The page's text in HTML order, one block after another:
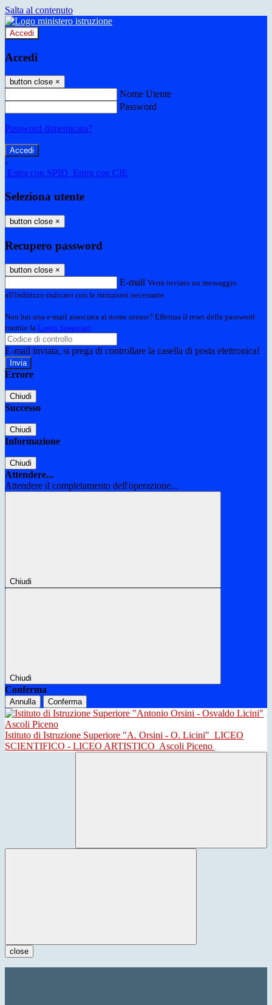
Salta al contenuto
Accedi
Accedi
button close ×
Nome Utente
Password
Password dimenticata?
-
Entra con SPID Entra con CIE
Seleziona utente
button close ×
Recupero password
button close ×
E-mail Verrà inviato un messaggio
all'indirizzo indicato con le istruzioni necessarie.
Non hai una e-mail associata al nome utente? Effettua il reset della password
tramite la Login Spaggiari
E-mail inviata, si prega di controllare la casella di posta elettronica!
Errore
Chiudi
Successo
Chiudi
Informazione
Chiudi
Attendere...
Attendere il completamento dell'operazione...
Chiudi
Chiudi
Conferma
Annulla Conferma
Istituto di Istruzione Superiore "A. Orsini - O. Licini" LICEO
SCIENTIFICO - LICEO ARTISTICO Ascoli Piceno
close